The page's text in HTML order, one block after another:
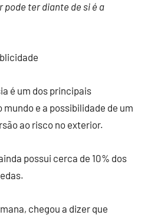
ter diante de si é a
é um dos principais
e a possibilidade de um
ao risco no exterior.
possui cerca de 10% dos
chegou a dizer que